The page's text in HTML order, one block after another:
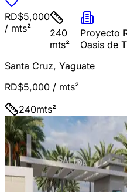
RD$5,000
/ mts²
240
mts²
Proyecto
Oasis de
Santa Cruz, Yaguate
RD$5,000 / mts²
240mts²